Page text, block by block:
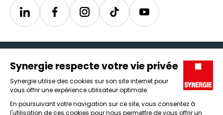
LinkedinSynergieInstagramTikTok Youtube
Icône d'illustration
Candidats
Entreprises
Icône d'illustration
Nos agences
Icône d'illustration